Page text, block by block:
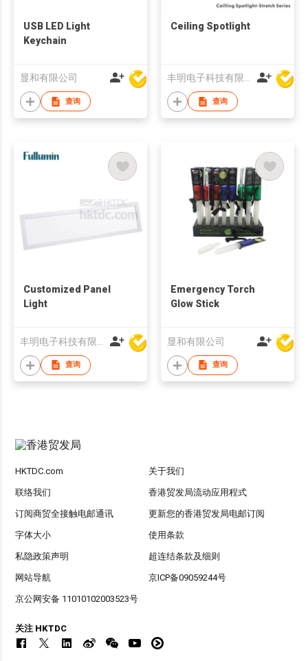
USB LED Light
Keychain
显和有限公司
查询
Ceiling Spotlight
丰明电子科技有限公司
查询
Customized Panel
Light
查询
Emergency Torch
Glow Stick
显和有限公司
查询
HKTDC.com 关于我们
联络我们 香港贸发局流动应用程式
订阅商贸全接触电邮通讯 更新您的香港贸发局电邮订阅
字体大小 使用条款
私隐政策声明 超连结条款及细则
网站导航 京ICP备09059244号
京公网安备 11010102003523号
关注 HKTDC